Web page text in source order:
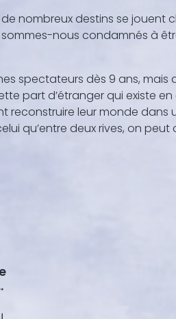
nombreux destins se jouent
nous condamnés à
spectateurs dès 9 ans,
part d’étranger qui existe
reconstruire leur monde dans
qu’entre deux rives, on